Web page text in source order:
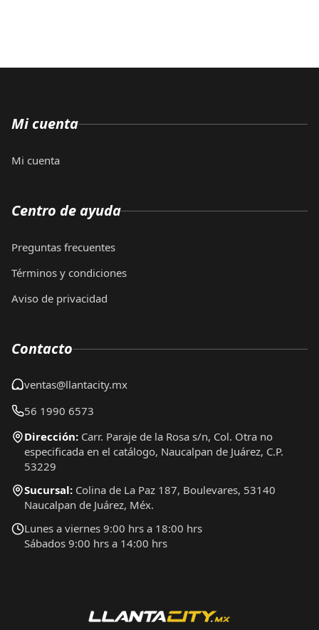
Mi cuenta
Mi cuenta
Centro de ayuda
Preguntas frecuentes
Términos y condiciones
Aviso de privacidad
Contacto
ventas@llantacity.mx
56 1990 6573
Dirección: Carr. Paraje de la Rosa s/n, Col. Otra no
especificada en el catálogo, Naucalpan de Juárez, C.P.
53229
Sucursal: Colina de La Paz 187, Boulevares, 53140
Naucalpan de Juárez, Méx.
Lunes a viernes 9:00 hrs a 18:00 hrs
Sábados 9:00 hrs a 14:00 hrs